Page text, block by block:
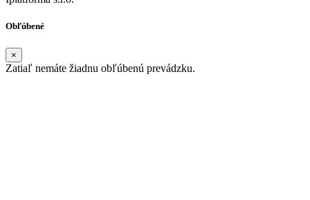
Obľúbené
×
Zatiaľ nemáte žiadnu obľúbenú prevádzku.